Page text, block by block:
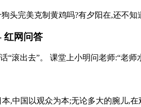
头完美克制黄鸡吗?有夕阳在,还不
红网问答
滚出去”。 课堂上小明问老师:“老
,中国以观众为本;无论多大的腕儿,